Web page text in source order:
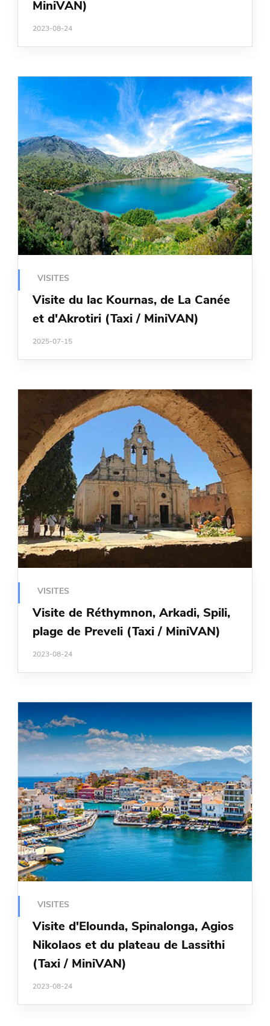
MiniVAN)
2023-08-24
VISITES
Visite du lac Kournas, de La Canée
et d'Akrotiri (Taxi / MiniVAN)
2025-07-15
VISITES
Visite de Réthymnon, Arkadi, Spili,
plage de Preveli (Taxi / MiniVAN)
2023-08-24
VISITES
Visite d'Elounda, Spinalonga, Agios
Nikolaos et du plateau de Lassithi
(Taxi / MiniVAN)
2023-08-24